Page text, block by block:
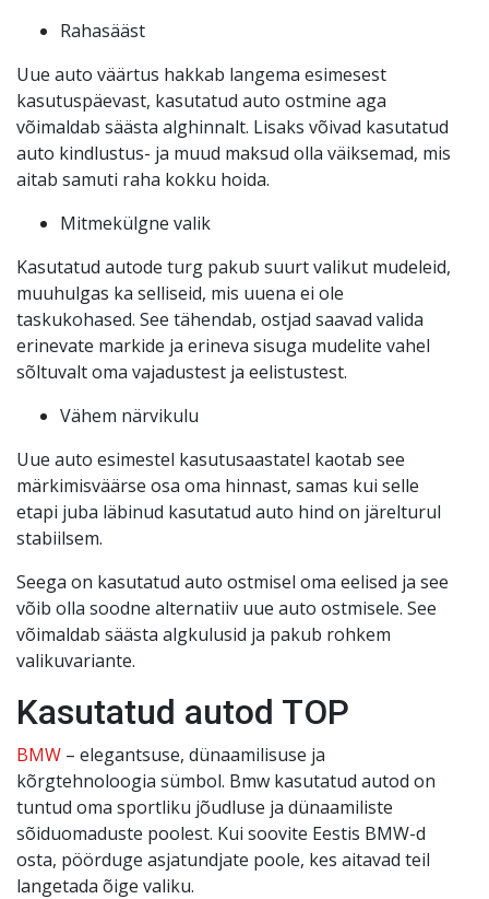
Rahasääst
Uue auto väärtus hakkab langema esimesest
kasutuspäevast, kasutatud auto ostmine aga
võimaldab säästa alghinnalt. Lisaks võivad kasutatud
auto kindlustus- ja muud maksud olla väiksemad, mis
aitab samuti raha kokku hoida.
Mitmekülgne valik
Kasutatud autode turg pakub suurt valikut mudeleid,
muuhulgas ka selliseid, mis uuena ei ole
taskukohased. See tähendab, ostjad saavad valida
erinevate markide ja erineva sisuga mudelite vahel
sõltuvalt oma vajadustest ja eelistustest.
Vähem närvikulu
Uue auto esimestel kasutusaastatel kaotab see
märkimisväärse osa oma hinnast, samas kui selle
etapi juba läbinud kasutatud auto hind on järelturul
stabiilsem.
Seega on kasutatud auto ostmisel oma eelised ja see
võib olla soodne alternatiiv uue auto ostmisele. See
võimaldab säästa algkulusid ja pakub rohkem
valikuvariante.
Kasutatud autod TOP
BMW – elegantsuse, dünaamilisuse ja
kõrgtehnoloogia sümbol. Bmw kasutatud autod on
tuntud oma sportliku jõudluse ja dünaamiliste
sõiduomaduste poolest. Kui soovite Eestis BMW-d
osta, pöörduge asjatundjate poole, kes aitavad teil
langetada õige valiku.